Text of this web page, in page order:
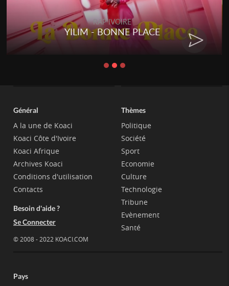
RAP IVOIRE
YILIM - BONNE PLACE
Général
A la une de Koaci
Koaci Côte d'Ivoire
Koaci Afrique
Archives Koaci
Conditions d'utilisation
Contacts
Besoin d'aide ?
Se Connecter
© 2008 - 2022 KOACI.COM
Thèmes
Politique
Société
Sport
Economie
Culture
Technologie
Tribune
Evènement
Santé
Pays